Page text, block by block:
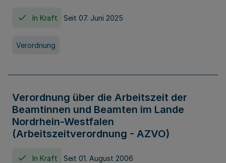
In Kraft Seit 07. Juni 2025
Verordnung
Verordnung über die Arbeitszeit der
Beamtinnen und Beamten im Lande
Nordrhein-Westfalen
(Arbeitszeitverordnung - AZVO)
In Kraft Seit 01. August 2006